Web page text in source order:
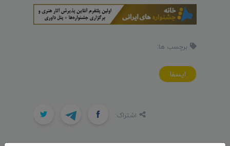
برچسب ها:
ايسفا
اشتراک: